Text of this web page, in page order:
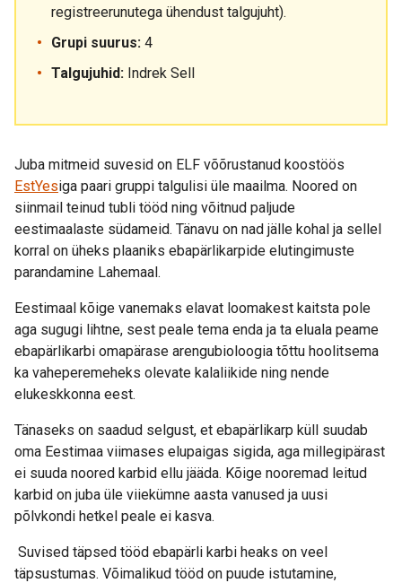
registreerunutega ühendust talgujuht).
Grupi suurus: 4
Talgujuhid: Indrek Sell
Juba mitmeid suvesid on ELF võõrustanud koostöös
EstYesiga paari gruppi talgulisi üle maailma. Noored on
siinmail teinud tubli tööd ning võitnud paljude
eestimaalaste südameid. Tänavu on nad jälle kohal ja sellel
korral on üheks plaaniks ebapärlikarpide elutingimuste
parandamine Lahemaal.
Eestimaal kõige vanemaks elavat loomakest kaitsta pole
aga sugugi lihtne, sest peale tema enda ja ta eluala peame
ebapärlikarbi omapärase arengubioloogia tõttu hoolitsema
ka vaheperemeheks olevate kalaliikide ning nende
elukeskkonna eest.
Tänaseks on saadud selgust, et ebapärlikarp küll suudab
oma Eestimaa viimases elupaigas sigida, aga millegipärast
ei suuda noored karbid ellu jääda. Kõige nooremad leitud
karbid on juba üle viiekümne aasta vanused ja uusi
põlvkondi hetkel peale ei kasva.
Suvised täpsed tööd ebapärli karbi heaks on veel
täpsustumas. Võimalikud tööd on puude istutamine,